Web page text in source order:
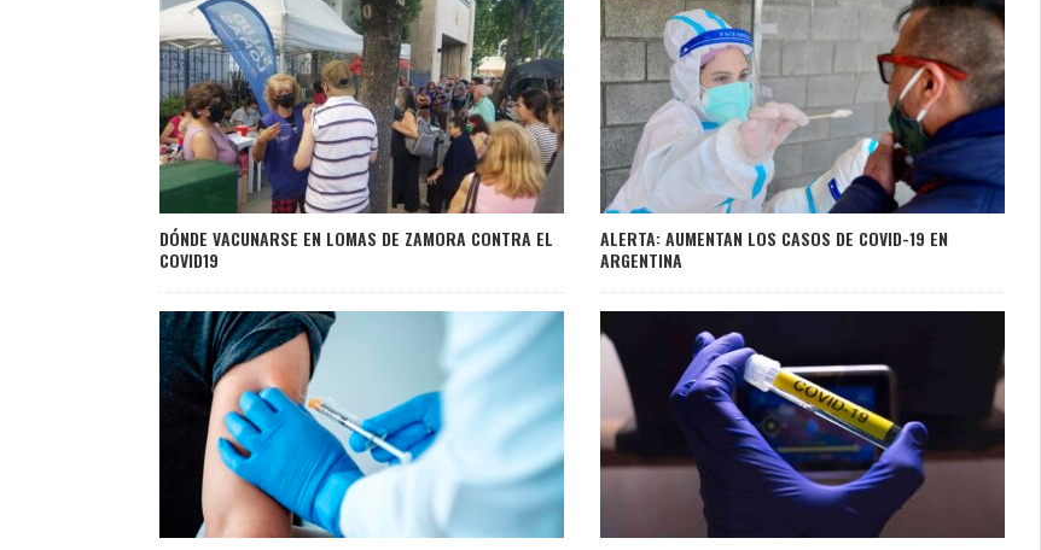
DÓNDE VACUNARSE EN LOMAS DE ZAMORA CONTRA EL
COVID19
ALERTA: AUMENTAN LOS CASOS DE COVID-19 EN
ARGENTINA